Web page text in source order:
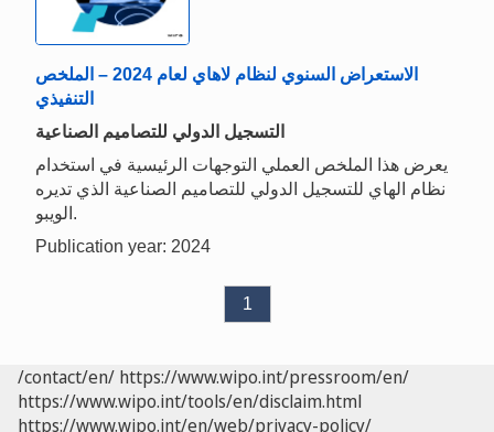
الاستعراض السنوي لنظام لاهاي لعام 2024 – الملخص
التنفيذي
التسجيل الدولي للتصاميم الصناعية
يعرض هذا الملخص العملي التوجهات الرئيسية في استخدام
نظام الهاي للتسجيل الدولي للتصاميم الصناعية الذي تديره
الويبو.
Publication year: 2024
1
/contact/en/ https://www.wipo.int/pressroom/en/
https://www.wipo.int/tools/en/disclaim.html
https://www.wipo.int/en/web/privacy-policy/